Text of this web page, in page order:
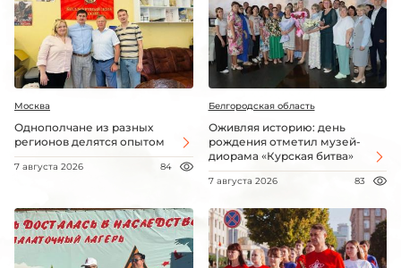
Москва
Однополчане из разных
регионов делятся опытом
7 августа 2026 84
Белгородская область
Оживляя историю: день
рождения отметил музей-
диорама «Курская битва»
7 августа 2026 83